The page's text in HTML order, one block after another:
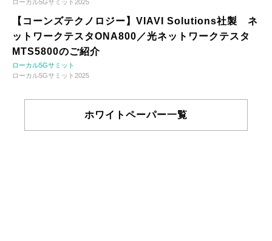
ローカル5Gサミット2025
【コーンズテクノロジー】VIAVI Solutions社製 ネ
ットワークテスタONA800／光ネットワークテスタ
MTS5800のご紹介
ローカル5Gサミット
ローカル5Gサミット2025
ホワイトペーパー一覧